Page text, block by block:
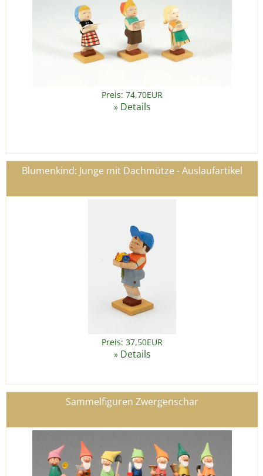
Preis: 74,70EUR
» Details
Blumenkind: Junge mit Dachmütze - Auslaufartikel
Preis: 37,50EUR
» Details
Sammelfiguren Zwergenschar